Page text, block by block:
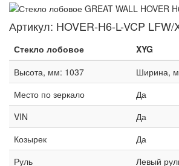
Артикул: HOVER-H6-L-VCP LFW/
Стекло лобовое
XYG
Высота, мм: 1037
Ширина,
Место по зеркало
Да
VIN
Да
Козырек
Да
Руль
Левый